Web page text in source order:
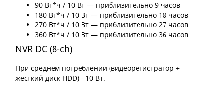
90 Вт*ч / 10 Вт — приблизительно 9 часов
180 Вт*ч / 10 Вт — приблизительно 18 часов
270 Вт*ч / 10 Вт — приблизительно 27 часов
360 Вт*ч / 10 Вт — приблизительно 36 часов
NVR DC (8-ch)
При среднем потреблении (видеорегистратор +
жесткий диск HDD) - 10 Вт.